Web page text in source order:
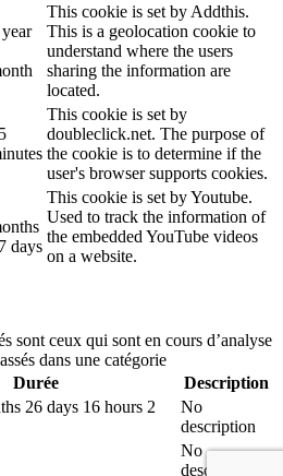
This cookie is set by Addthis.
This is a geolocation cookie to
understand where the users
sharing the information are
located.
This cookie is set by
doubleclick.net. The purpose of
the cookie is to determine if the
user's browser supports cookies.
days
This cookie is set by Youtube.
Used to track the information of
the embedded YouTube videos
on a website.
sont ceux qui sont en cours d’analyse
dans une catégorie
Durée
Description
26 days 16 hours 2
No
description
No
description